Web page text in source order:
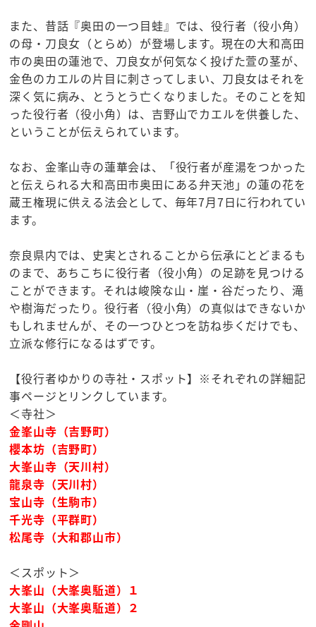
また、昔話『奥田の一つ目蛙』では、役行者（役小角）
の母・刀良女（とらめ）が登場します。現在の大和高田
市の奥田の蓮池で、刀良女が何気なく投げた萱の茎が、
金色のカエルの片目に刺さってしまい、刀良女はそれを
深く気に病み、とうとう亡くなりました。そのことを知
った役行者（役小角）は、吉野山でカエルを供養した、
ということが伝えられています。
なお、金峯山寺の蓮華会は、「役行者が産湯をつかった
と伝えられる大和高田市奥田にある弁天池」の蓮の花を
蔵王権現に供える法会として、毎年7月7日に行われてい
ます。
奈良県内では、史実とされることから伝承にとどまるも
のまで、あちこちに役行者（役小角）の足跡を見つける
ことができます。それは峻険な山・崖・谷だったり、滝
や樹海だったり。役行者（役小角）の真似はできないか
もしれませんが、その一つひとつを訪ね歩くだけでも、
立派な修行になるはずです。
【役行者ゆかりの寺社・スポット】※それぞれの詳細記
事ページとリンクしています。
＜寺社＞
金峯山寺（吉野町）
櫻本坊（吉野町）
大峯山寺（天川村）
龍泉寺（天川村）
宝山寺（生駒市）
千光寺（平群町）
松尾寺（大和郡山市）
＜スポット＞
大峯山（大峯奥駈道）１
大峯山（大峯奥駈道）２